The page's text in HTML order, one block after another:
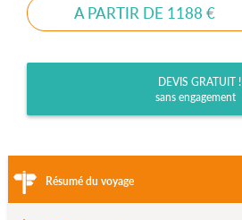
A PARTIR DE 1188 €
DEVIS GRATUIT !
sans engagement
Résumé du voyage